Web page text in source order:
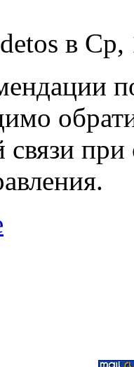
в
связи